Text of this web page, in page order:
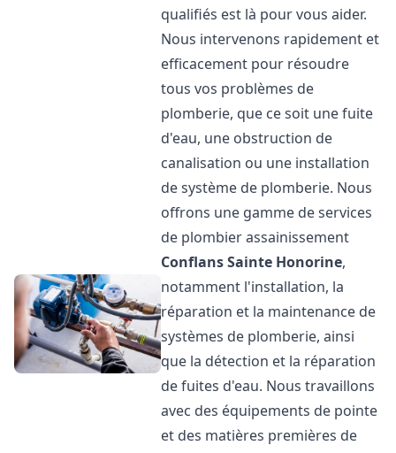
qualifiés est là pour vous aider.
Nous intervenons rapidement et
efficacement pour résoudre
tous vos problèmes de
plomberie, que ce soit une fuite
d'eau, une obstruction de
canalisation ou une installation
de système de plomberie. Nous
offrons une gamme de services
de plombier assainissement
Conflans Sainte Honorine,
notamment l'installation, la
réparation et la maintenance de
systèmes de plomberie, ainsi
que la détection et la réparation
de fuites d'eau. Nous travaillons
avec des équipements de pointe
et des matières premières de